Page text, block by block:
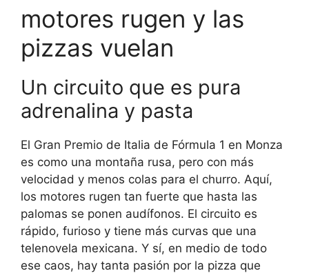
motores rugen y las
pizzas vuelan
Un circuito que es pura
adrenalina y pasta
El Gran Premio de Italia de Fórmula 1 en Monza
es como una montaña rusa, pero con más
velocidad y menos colas para el churro. Aquí,
los motores rugen tan fuerte que hasta las
palomas se ponen audífonos. El circuito es
rápido, furioso y tiene más curvas que una
telenovela mexicana. Y sí, en medio de todo
ese caos, hay tanta pasión por la pizza que